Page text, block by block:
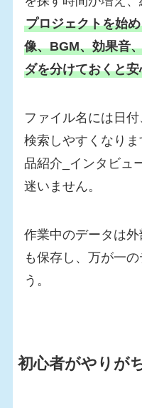
プロジェクトを始
像、BGM、効果音
ダを分けておくと
ファイル名には日
検索しやすくなり
品紹介_インタビュ
迷いません。
作業中のデータは
も保存し、万が一
う。
初心者がやりが